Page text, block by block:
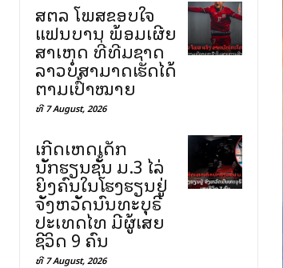
ສຕລ ໂພສຂອບໃຈ
ແຟນບານ ພ້ອມເຜີຍ
ສາເຫດ ທີ່ທີມຊາດ
ລາວບໍ່ສາມາດເຮັດໄດ້
ຕາມເປົ້າໝາຍ
ທີ 7 August, 2026
ເກີດເຫດເດັກ
ນັກຮຽນຊັ້ນ ມ.3 ໄລ່
ຍິງຄົນໃນໂຮງຮຽນຢູ່
ຈັງຫວັດນົນທະບຸຣີ
ປະເທດໄທ ມີຜູ້ເສຍ
ຊີວິດ 9 ຄົນ
ທີ 7 August, 2026